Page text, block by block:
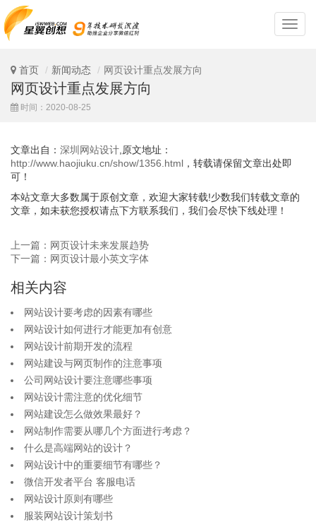
深
圳
首页 新闻动态 网页设计重点发展方向
网页设计重点发展方向
时间：2020-08-25
文章出自： 深圳网站设计 ,原文地址：
http://www.haojiuku.cn/show/1356.html ，转载请保留文章出处即
可！
本站文章大多数属于原创文章，欢迎大家转载!少数我们转载文章的
文章，如未获您授权请点下方联系我们，我们会尽快下线处理！
上一篇：网页设计未来发展趋势
下一篇：网页设计最小英文字体
相关内容
网站设计要考虑的因素有哪些
网站设计如何进行才能更加有创意
网站设计前期开发的流程
网站建设与网页制作的注意事项
公司网站设计要注意哪些事项
网站设计需注意的优化细节
网站建设怎么做效果最好？
网站制作需要从哪几个方面进行考虑？
什么是高端网站的设计？
网站设计中的重要细节有哪些？
微信开发者平台 客服电话
网站设计原则有哪些
服装网站设计策划书